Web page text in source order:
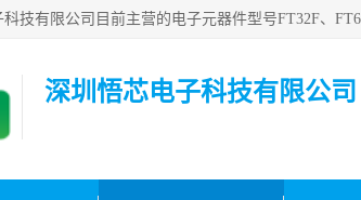
深圳悟芯电子科技有限公司